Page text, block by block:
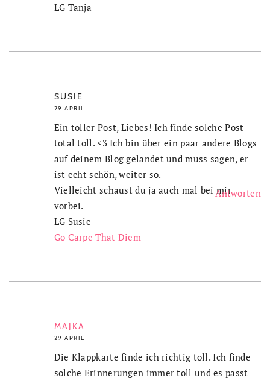
LG Tanja
SUSIE
29 APRIL
Ein toller Post, Liebes! Ich finde solche Post
total toll. <3 Ich bin über ein paar andere Blogs
auf deinem Blog gelandet und muss sagen, er
ist echt schön, weiter so.
Vielleicht schaust du ja auch mal bei mir
vorbei.
LG Susie
Go Carpe That Diem
MAJKA
29 APRIL
Antworten
Die Klappkarte finde ich richtig toll. Ich finde
solche Erinnerungen immer toll und es passt